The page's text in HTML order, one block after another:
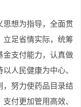
思想为指导，全面贯
立足省情实际，统筹
金支付能力，认真做
人民健康为中心、
，努力使药品目录结
付更加管用高效、